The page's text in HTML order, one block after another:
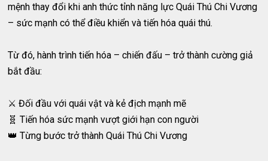
mệnh thay đổi khi anh thức tỉnh năng lực Quái Thú Chi Vương
– sức mạnh có thể điều khiển và tiến hóa quái thú.
Từ đó, hành trình tiến hóa – chiến đấu – trở thành cường giả
bắt đầu:
⚔️ Đối đầu với quái vật và kẻ địch mạnh mẽ
🧬 Tiến hóa sức mạnh vượt giới hạn con người
👑 Từng bước trở thành Quái Thú Chi Vương